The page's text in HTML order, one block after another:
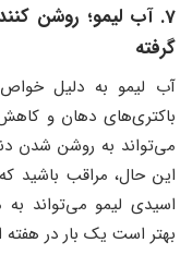
7. آب لیمو؛ روشن
گرفته
آب لیمو به دلیل
باکتری‌های دهان و
می‌تواند به روشن شدن
این حال، مراقب باشید
اسیدی لیمو می‌تواند به
بهتر است یک بار در هفته